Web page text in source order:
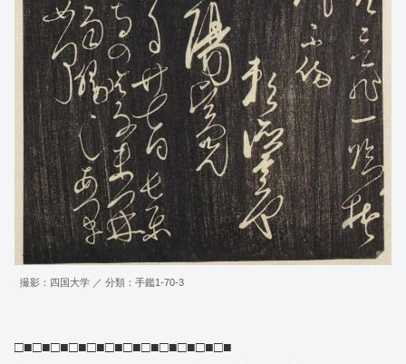
撮影：四国大学 ／ 分類：手鑑1-70-3
□■□■□■□■□■□■□■□■□■□■□■□■